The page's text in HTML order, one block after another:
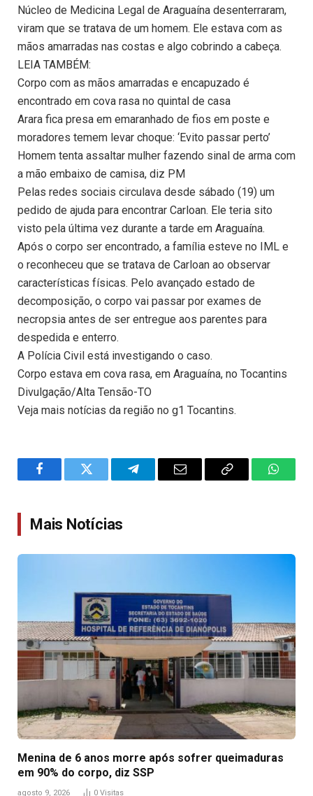
Núcleo de Medicina Legal de Araguaína desenterraram,
viram que se tratava de um homem. Ele estava com as
mãos amarradas nas costas e algo cobrindo a cabeça.
LEIA TAMBÉM:
Corpo com as mãos amarradas e encapuzado é
encontrado em cova rasa no quintal de casa
Arara fica presa em emaranhado de fios em poste e
moradores temem levar choque: ‘Evito passar perto’
Homem tenta assaltar mulher fazendo sinal de arma com
a mão embaixo de camisa, diz PM
Pelas redes sociais circulava desde sábado (19) um
pedido de ajuda para encontrar Carloan. Ele teria sito
visto pela última vez durante a tarde em Araguaína.
Após o corpo ser encontrado, a família esteve no IML e
o reconheceu que se tratava de Carloan ao observar
características físicas. Pelo avançado estado de
decomposição, o corpo vai passar por exames de
necropsia antes de ser entregue aos parentes para
despedida e enterro.
A Polícia Civil está investigando o caso.
Corpo estava em cova rasa, em Araguaína, no Tocantins
Divulgação/Alta Tensão-TO
Veja mais notícias da região no g1 Tocantins.
FacebookTwitter TelegramEmail
Copy
Mais Notícias
Menina de 6 anos morre após sofrer queimaduras
em 90% do corpo, diz SSP
agosto 9, 2026 0 Visitas